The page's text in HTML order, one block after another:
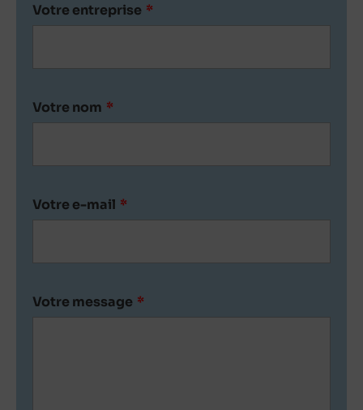
Votre entreprise *
Votre nom *
Votre e-mail *
Votre message *